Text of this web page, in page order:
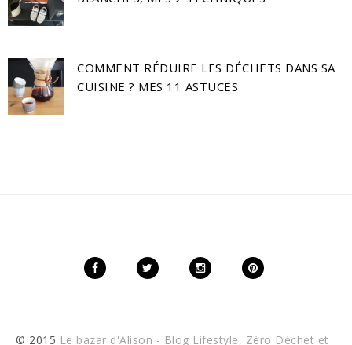
COMMENT RÉDUIRE LES DÉCHETS DANS SA
CUISINE ? MES 11 ASTUCES
© 2015 Le bazar d'Alison - Blog Lifestyle, Zéro Déchet et